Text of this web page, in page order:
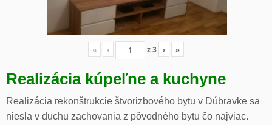
« ‹ z3 › »
Realizácia kúpeľne a kuchyne
Realizácia rekonštrukcie štvorizbového bytu v Dúbravke sa
niesla v duchu zachovania z pôvodného bytu čo najviac.